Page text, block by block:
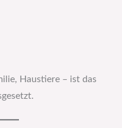
Haustiere – ist das